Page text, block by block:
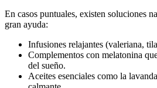
En casos puntuales, existen soluciones
gran ayuda:
Infusiones relajantes (valeriana,
Complementos con melatonina
del sueño.
Aceites esenciales como la